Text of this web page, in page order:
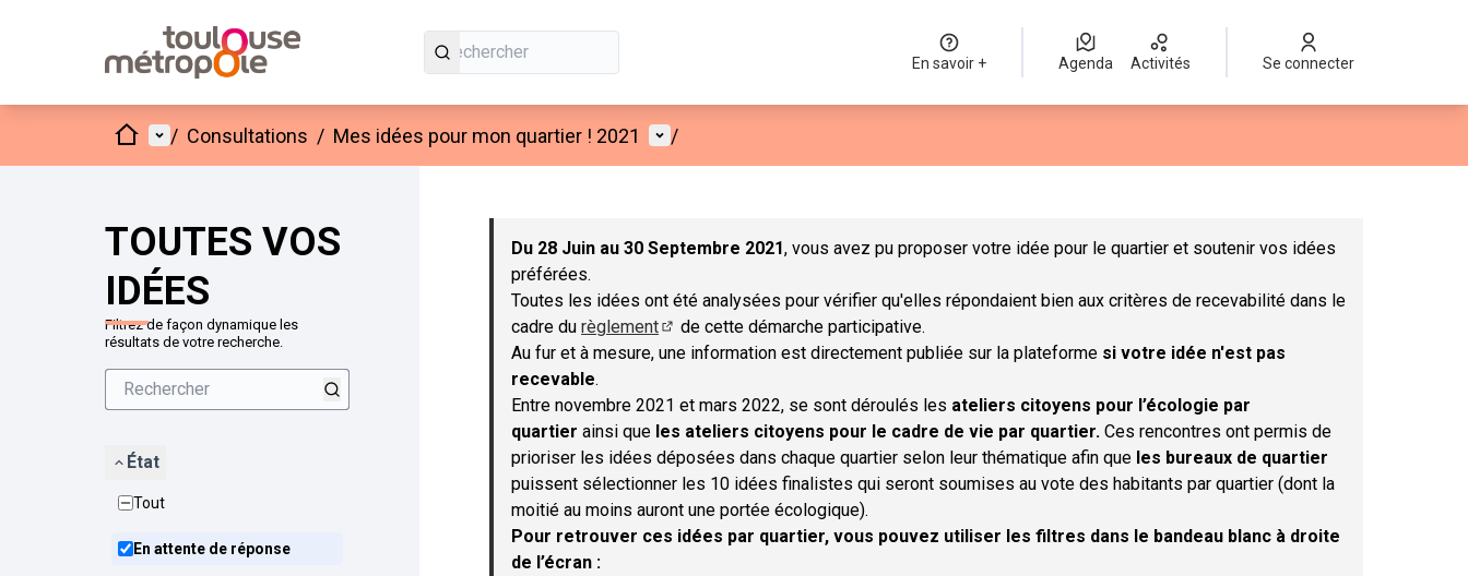
En savoir + Agenda Activités Se connecter
AccueilMenu principal
/ Consultations / Mes idées pour mon quartier ! 2021 Menu utilisateur
/
TOUTES VOS
IDÉES
Filtrez de façon dynamique les
résultats de votre recherche.
État
Tout
En attente de réponse
Passer la carte
Du 28 Juin au 30 Septembre 2021, vous avez pu proposer votre idée pour le quartier et soutenir vos idées
préférées.
Toutes les idées ont été analysées pour vérifier qu'elles répondaient bien aux critères de recevabilité dans le
cadre du règlement
(S'ouvre dans un nouvel onglet)
de cette démarche participative.
Au fur et à mesure, une information est directement publiée sur la plateforme si votre idée n'est pas
recevable.
Entre novembre 2021 et mars 2022, se sont déroulés les ateliers citoyens pour l’écologie par
quartier ainsi que les ateliers citoyens pour le cadre de vie par quartier. Ces rencontres ont permis de
prioriser les idées déposées dans chaque quartier selon leur thématique afin que les bureaux de quartier
puissent sélectionner les 10 idées finalistes qui seront soumises au vote des habitants par quartier (dont la
moitié au moins auront une portée écologique).
Pour retrouver ces idées par quartier, vous pouvez utiliser les filtres dans le bandeau blanc à droite
de l’écran :